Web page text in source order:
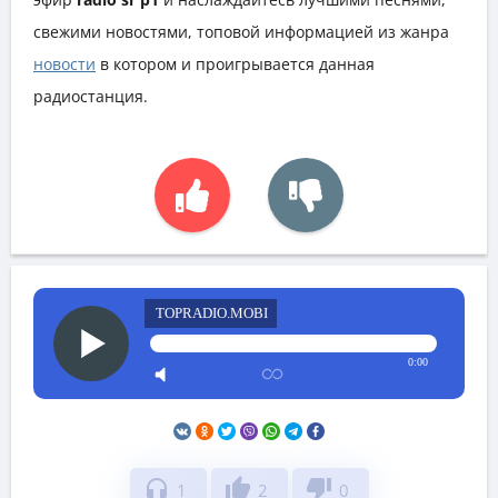
свежими новостями, топовой информацией из жанра
новости в котором и проигрывается данная
радиостанция.
TOPRADIO.MOBI
0:00
headphones 1 thumb_up 2 thumb_down 0